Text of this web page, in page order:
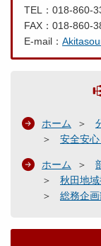
TEL：018-860-
FAX：018-860-
E-mail：
ホーム
安全安
ホーム
秋田地
総務企